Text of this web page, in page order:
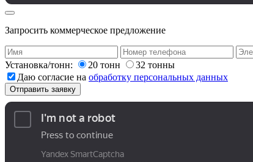
Запросить коммерческое предложение
Установка/тонн: 20 тонн
32 тонны
Даю согласие на обработку персональных данных